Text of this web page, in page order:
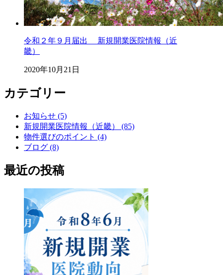
令和２年９月届出 新規開業医院情報（近
畿）
2020年10月21日
カテゴリー
お知らせ (5)
新規開業医院情報（近畿） (85)
物件選びのポイント (4)
ブログ (8)
最近の投稿